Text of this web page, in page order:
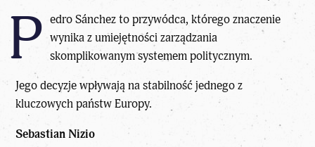
P edro Sánchez to przywódca, którego znaczenie
wynika z umiejętności zarządzania
skomplikowanym systemem politycznym.
Jego decyzje wpływają na stabilność jednego z
kluczowych państw Europy.
Sebastian Nizio